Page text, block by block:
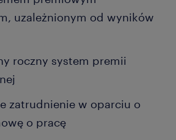
uzależnionym od wyników
roczny system premii
zatrudnienie w oparciu o
o pracę